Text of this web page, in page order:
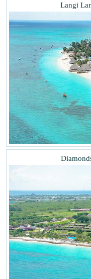
Langi